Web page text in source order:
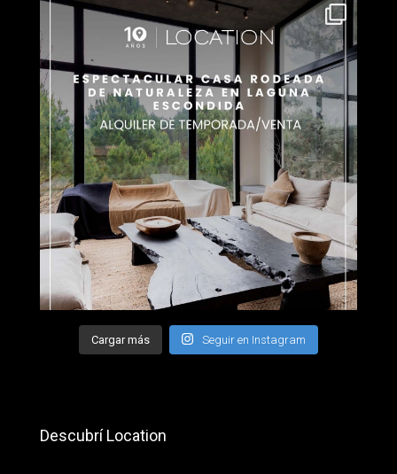
Cargar más Seguir en Instagram
Descubrí Location